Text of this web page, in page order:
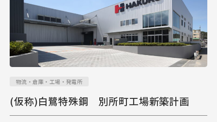
物流・倉庫・工場・発電所
(仮称)白鷺特殊鋼 別所町工場新築計画